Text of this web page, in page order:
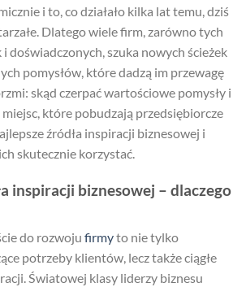
i to, co działało kilka lat temu, dziś
Dlatego wiele firm, zarówno tych
doświadczonych, szuka nowych ścieżek
pomysłów, które dadzą im przewagę
skąd czerpać wartościowe pomysły i
miejsc, które pobudzają przedsiębiorcze
źródła inspiracji biznesowej i
skutecznie korzystać.
inspiracji biznesowej – dlaczego
do rozwoju firmyto nie tylko
potrzeby klientów, lecz także ciągłe
Światowej klasy liderzy biznesu